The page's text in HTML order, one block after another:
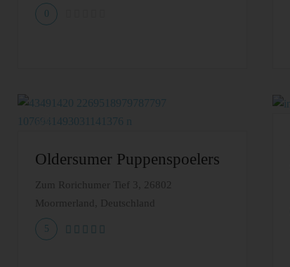
0
Oldersumer Puppenspoelers
Zum Rorichumer Tief 3, 26802
Moormerland, Deutschland
5